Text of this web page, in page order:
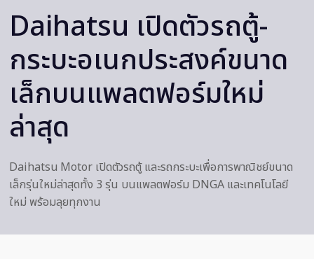
Daihatsu เปิดตัวรถตู้-
กระบะอเนกประสงค์ขนาด
เล็กบนแพลตฟอร์มใหม่
ล่าสุด
Daihatsu Motor เปิดตัวรถตู้ และรถกระบะเพื่อการพาณิชย์ขนาด
เล็กรุ่นใหม่ล่าสุดทั้ง 3 รุ่น บนแพลตฟอร์ม DNGA และเทคโนโลยี
ใหม่ พร้อมลุยทุกงาน